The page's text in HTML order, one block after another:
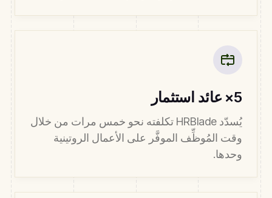
5× عائد استثمار
يُسدّد HRBlade تكلفته نحو خمس مرات من خلال
وقت المُوظِّف الموفَّر على الأعمال الروتينية
وحدها.